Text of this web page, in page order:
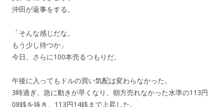
沖田が返事をする。
「そんな感じだな。
もう少し待つか」
今日、さらに100本売るつもりだ。
午後に入ってもドルの買い気配は変わらなかった。
3時過ぎ、急に動きが早くなり、朝方売れなかった水準の113円
08銭を抜き、113円14銭まで上昇した。